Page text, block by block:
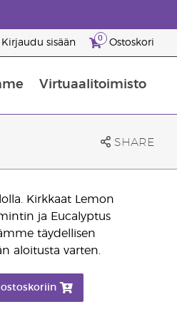
Kirjaudu sisään 0 Ostoskori
Virtuaalitoimisto
SHARE
Kirkkaat Lemon
ja Eucalyptus
täydellisen
aloitusta varten.
ostoskoriin